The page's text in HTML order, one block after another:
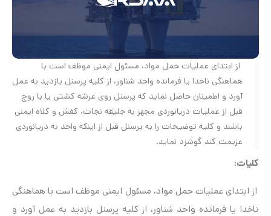
از ابتدای عملیات حمل مواد، مسئول ایمنی موظف است با
هماهنگی ناخدا یا فرمانده واحد شناور، از کلیه پرسنل بازدید به عمل
آورد و اطمینان حاصل نماید که پرسنل روی عرشه کشتی یا با روج
قبل از عملیات دریانوردی مجهز به جلیقه نجات، کفش و کلاه ایمنی
باشند و کلیه توضیحات را به پرسنل قبل از اینکه واحد به دریانوردی
عزیمت کند گوشزد نماید.
کلیات:
از ابتدای عملیات حمل مواد، مسئول ایمنی موظف است با هماهنگی
ناخدا یا فرمانده واحد شناور، از کلیه پرسنل بازدید به عمل آورد و